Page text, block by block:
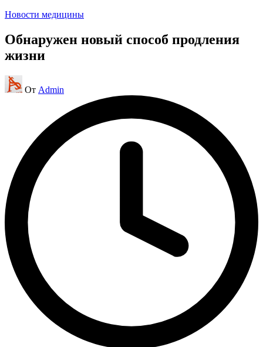
Опубликовано
Новости медицины
Обнаружен новый способ продления
жизни
Запись
от
От Admin